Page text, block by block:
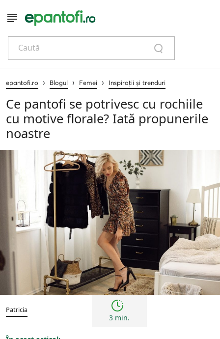
Caută
epantofi.ro › Blogul › Femei › Inspirații și trenduri
Ce pantofi se potrivesc cu rochiile
cu motive florale? Iată propunerile
noastre
Femei Inspirații și trenduri
Patricia
3 min.